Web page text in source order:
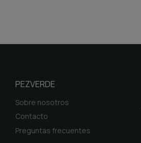
PEZVERDE
Sobre nosotros
Contacto
Preguntas frecuentes